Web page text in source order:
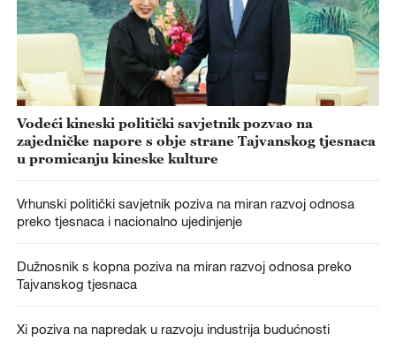
Vodeći kineski politički savjetnik pozvao na
zajedničke napore s obje strane Tajvanskog tjesnaca
u promicanju kineske kulture
Vrhunski politički savjetnik poziva na miran razvoj odnosa
preko tjesnaca i nacionalno ujedinjenje
Dužnosnik s kopna poziva na miran razvoj odnosa preko
Tajvanskog tjesnaca
Xi poziva na napredak u razvoju industrija budućnosti